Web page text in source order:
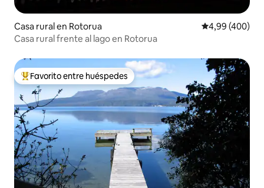
Casa rural en Rotorua Calificación
4,99 (400)
Casa rural frente al lago en Rotorua
Favorito entre los huéspedes más destacados
Favorito entre huéspedes